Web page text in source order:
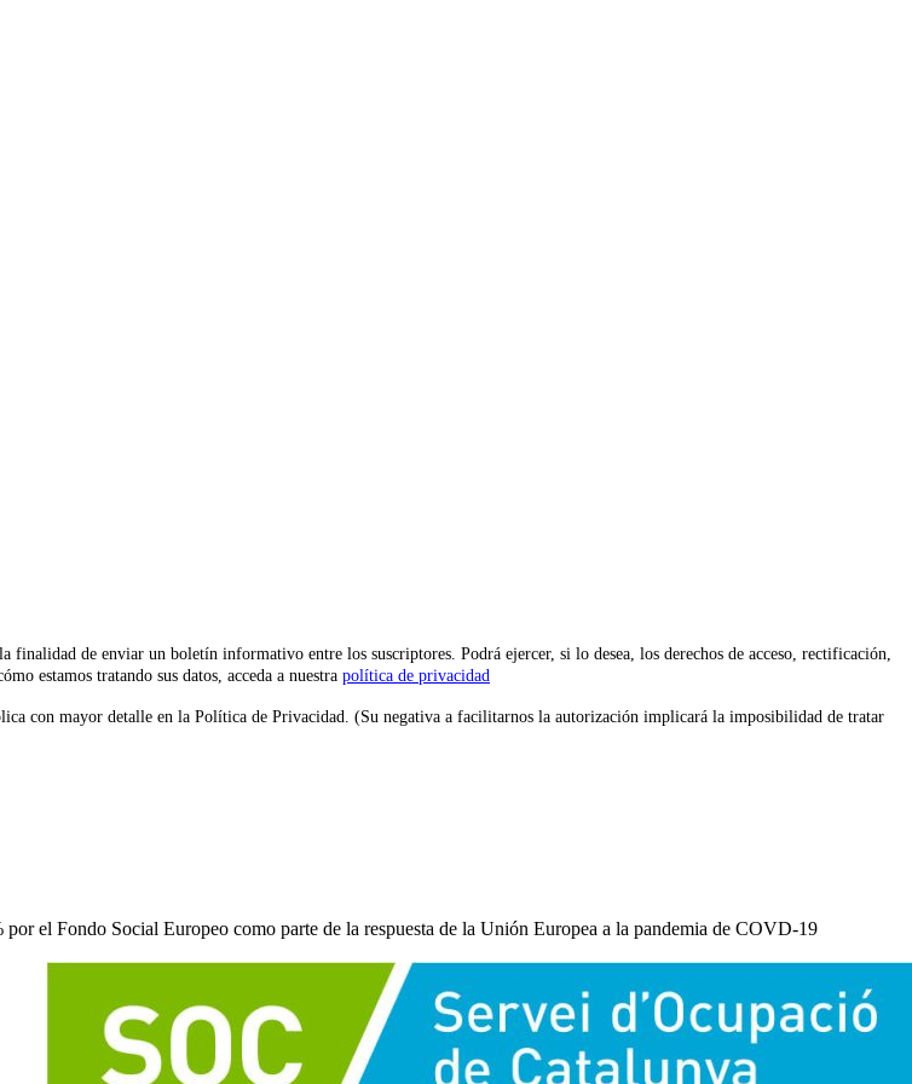
de enviar un boletín informativo entre los suscriptores. Podrá ejercer, si lo desea, los derechos de acceso, rectificación,
estamos tratando sus datos, acceda a nuestra política de privacidad
con mayor detalle en la Política de Privacidad. (Su negativa a facilitarnos la autorización implicará la imposibilidad de tratar
el Fondo Social Europeo como parte de la respuesta de la Unión Europea a la pandemia de COVD-19